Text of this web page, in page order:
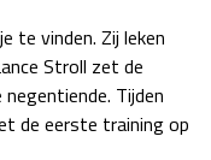
te vinden. Zij leken
Stroll zet de
Tijden
de eerste training op